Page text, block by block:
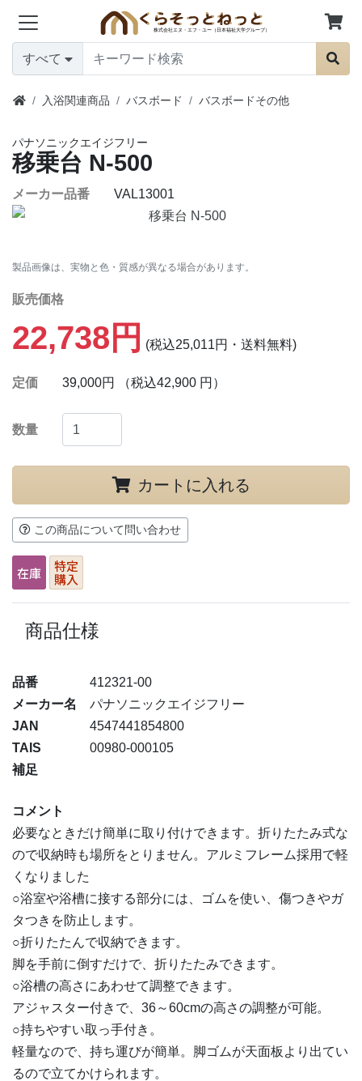
すべて
入浴関連商品 バスボード バスボードその他
パナソニックエイジフリー
移乗台 N-500
メーカー品番 VAL13001
製品画像は、実物と色・質感が異なる場合があります。
販売価格
22,738円 (税込25,011円・送料無料)
定価 39,000円 （税込42,900 円）
数量
カートに入れる
この商品について問い合わせ
商品仕様
品番
412321-00
メーカー名
パナソニックエイジフリー
JAN
4547441854800
TAIS
00980-000105
補足
コメント
必要なときだけ簡単に取り付けできます。折りたたみ式な
ので収納時も場所をとりません。アルミフレーム採用で軽
くなりました
○浴室や浴槽に接する部分には、ゴムを使い、傷つきやガ
タつきを防止します。
○折りたたんで収納できます。
脚を手前に倒すだけで、折りたたみできます。
○浴槽の高さにあわせて調整できます。
アジャスター付きで、36～60cmの高さの調整が可能。
○持ちやすい取っ手付き。
軽量なので、持ち運びが簡単。脚ゴムが天面板より出てい
るので立てかけられます。